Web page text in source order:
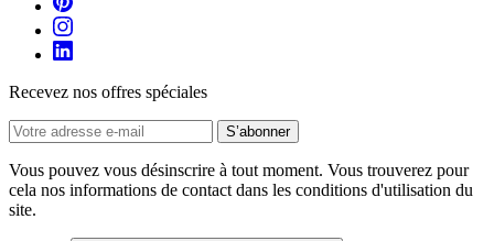
Recevez nos offres spéciales
Vous pouvez vous désinscrire à tout moment. Vous trouverez pour
cela nos informations de contact dans les conditions d'utilisation du
site.